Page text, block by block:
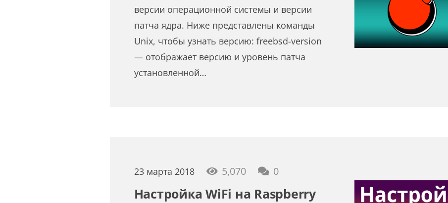
версии операционной системы и версии
патча ядра. Ниже представлены команды
Unix, чтобы узнать версию: freebsd-version
— отображает версию и уровень патча
установленной…
23 марта 2018 5,070 0
Настройка WiFi на Raspberry